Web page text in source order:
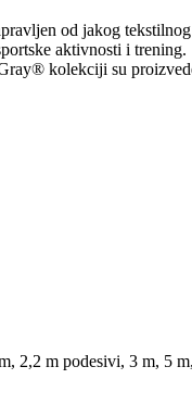
od jakog
aktivnosti i trening.
kolekciji su
2,2 m podesivi, 3 m, 5